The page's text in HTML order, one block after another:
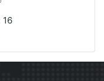
16